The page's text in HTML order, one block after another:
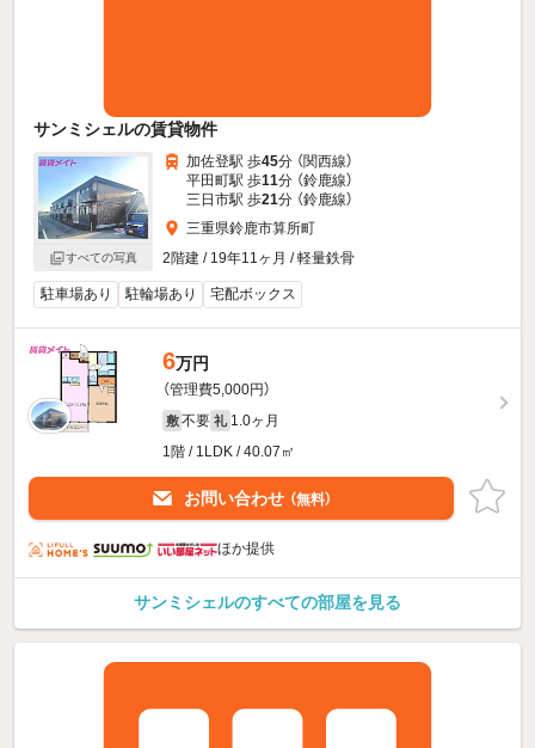
サンミシェルの賃貸物件
すべての写真
加佐登駅 歩45分 （関西線）
平田町駅 歩11分 （鈴鹿線）
三日市駅 歩21分 （鈴鹿線）
三重県鈴鹿市算所町
2階建 / 19年11ヶ月 / 軽量鉄骨
駐車場あり 駐輪場あり 宅配ボックス
6万円
（管理費5,000円）
敷 不要 礼 1.0ヶ月
1階 / 1LDK / 40.07㎡
お問い合わせ （無料）
ほか提供
サンミシェルのすべての部屋を見る